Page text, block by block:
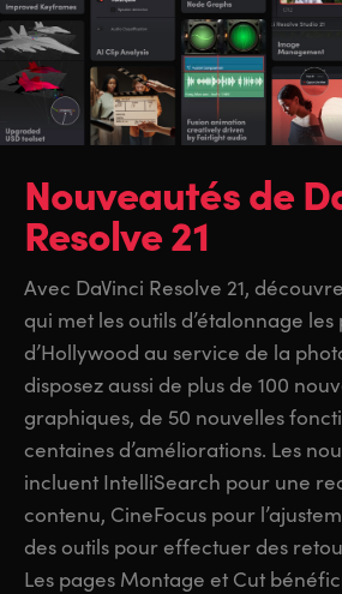
Nouveautés de
Resolve 21
Avec DaVinci Resolve 21,
qui met les outils d’étalonnage
d’Hollywood au service de la
disposez aussi de plus de 100
graphiques, de 50 nouvelles
centaines d’améliorations. Les
incluent IntelliSearch pour une
contenu, CineFocus pour
des outils pour effectuer des
Les pages Montage et Cut